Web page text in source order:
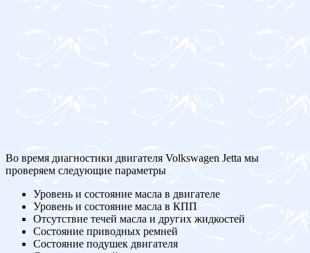
Во время диагностики двигателя Volkswagen Jetta мы
проверяем следующие параметры
Уровень и состояние масла в двигателе
Уровень и состояние масла в КПП
Отсутствие течей масла и других жидкостей
Состояние приводных ремней
Состояние подушек двигателя